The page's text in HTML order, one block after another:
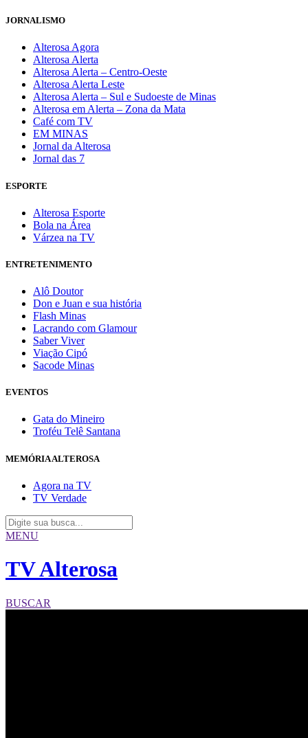
JORNALISMO
Alterosa Agora
Alterosa Alerta
Alterosa Alerta – Centro-Oeste
Alterosa Alerta Leste
Alterosa Alerta – Sul e Sudoeste de Minas
Alterosa em Alerta – Zona da Mata
Café com TV
EM MINAS
Jornal da Alterosa
Jornal das 7
ESPORTE
Alterosa Esporte
Bola na Área
Várzea na TV
ENTRETENIMENTO
Alô Doutor
Don e Juan e sua história
Flash Minas
Lacrando com Glamour
Saber Viver
Viação Cipó
Sacode Minas
EVENTOS
Gata do Mineiro
Troféu Telê Santana
MEMÓRIA ALTEROSA
Agora na TV
TV Verdade
MENU
TV Alterosa
BUSCAR